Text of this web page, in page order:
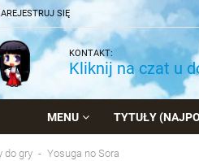
SIĘ
KONTAKT:
Kliknij na czat u
MENU TYTUŁY
do gry Yosuga no Sora